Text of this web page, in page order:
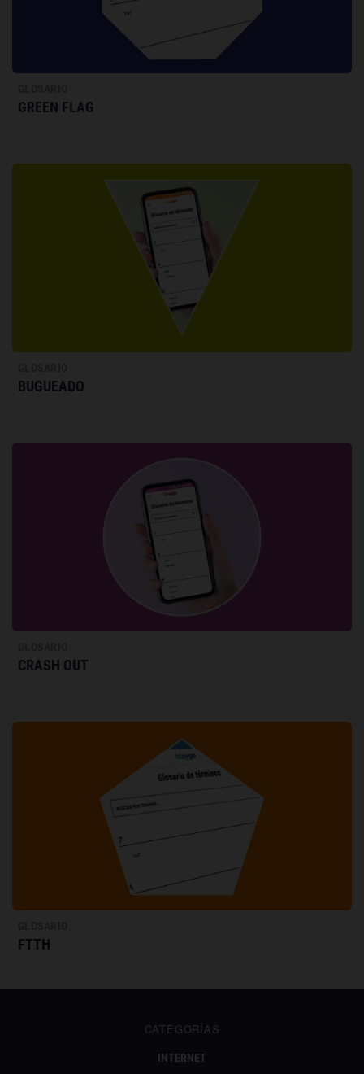
GREEN FLAG
BUGUEADO
CRASH OUT
FTTH
CATEGORÍAS
INTERNET